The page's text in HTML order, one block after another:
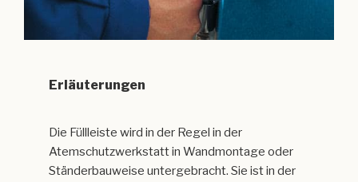
Erläuterungen
Die Füllleiste wird in der Regel in der
Atemschutzwerkstatt in Wandmontage oder
Ständerbauweise untergebracht. Sie ist in der